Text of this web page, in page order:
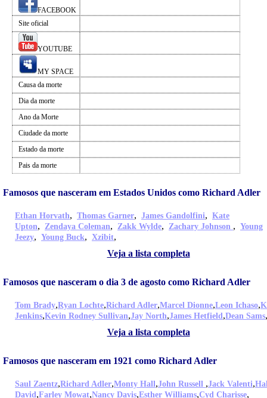
FACEBOOK
Site oficial
YOUTUBE
MY SPACE
Causa da morte
Dia da morte
Ano da Morte
Ciudade da morte
Estado da morte
Pais da morte
Famosos que nasceram em Estados Unidos como Richard Adler
Ethan Horvath, Thomas Garner, James Gandolfini, Kate
Upton, Zendaya Coleman, Zakk Wylde, Zachary Johnson , Young
Jeezy, Young Buck, Xzibit,
Veja a lista completa
Famosos que nasceram o dia 3 de agosto como Richard Adler
Tom Brady,Ryan Lochte,Richard Adler,Marcel Dionne,Leon Ichaso,
Jenkins,Kevin Rodney Sullivan,Jay North,James Hetfield,Dean Sams,
Veja a lista completa
Famosos que nasceram em 1921 como Richard Adler
Saul Zaentz,Richard Adler,Monty Hall,John Russell ,Jack Valenti,
David,Farley Mowat,Nancy Davis,Esther Williams,Cyd Charisse,